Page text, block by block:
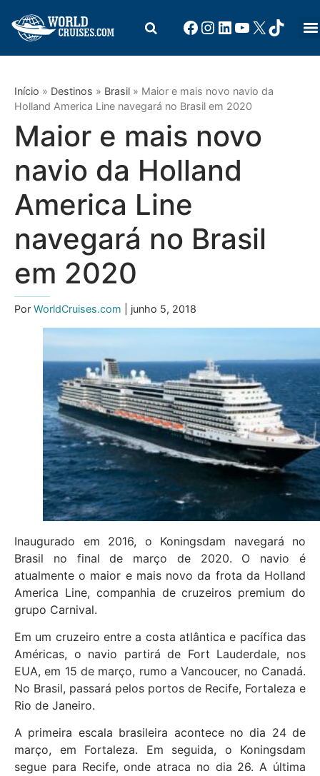
Início » Destinos » Brasil » Maior e mais novo navio da
Holland America Line navegará no Brasil em 2020
Maior e mais novo
navio da Holland
America Line
navegará no Brasil
em 2020
Por WorldCruises.com | junho 5, 2018
Inaugurado em 2016, o Koningsdam navegará no
Brasil no final de março de 2020. O navio é
atualmente o maior e mais novo da frota da Holland
America Line, companhia de cruzeiros premium do
grupo Carnival.
Em um cruzeiro entre a costa atlântica e pacífica das
Américas, o navio partirá de Fort Lauderdale, nos
EUA, em 15 de março, rumo a Vancoucer, no Canadá.
No Brasil, passará pelos portos de Recife, Fortaleza e
Rio de Janeiro.
A primeira escala brasileira acontece no dia 24 de
março, em Fortaleza. Em seguida, o Koningsdam
segue para Recife, onde atraca no dia 26. A última